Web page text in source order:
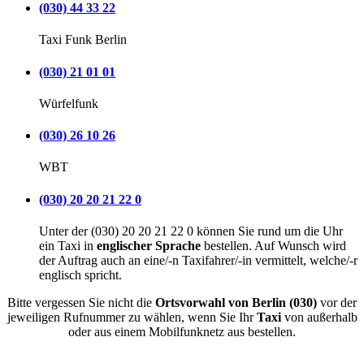
(030) 44 33 22
Taxi Funk Berlin
(030) 21 01 01
Würfelfunk
(030) 26 10 26
WBT
(030) 20 20 21 22 0
Unter der (030) 20 20 21 22 0 können Sie rund um die Uhr
ein Taxi in englischer Sprache bestellen. Auf Wunsch wird
der Auftrag auch an eine/-n Taxifahrer/-in vermittelt, welche/-r
englisch spricht.
Bitte vergessen Sie nicht die Ortsvorwahl von Berlin (030) vor der
jeweiligen Rufnummer zu wählen, wenn Sie IhrTaxivon außerhalb
oder aus einem Mobilfunknetz aus bestellen.